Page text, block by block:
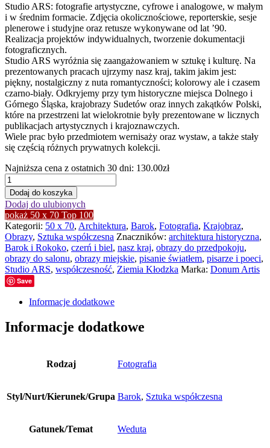
Studio ARS: fotografie artystyczne, cyfrowe i analogowe, w małym
i w średnim formacie. Zdjęcia okolicznościowe, reporterskie, sesje
plenerowe i studyjne oraz retusze wykonywane od lat ’90.
Realizacja projektów indywidualnych, tworzenie dokumentacji
fotograficznych.
Studio ARS wyróżnia się zaangażowaniem w sztukę i kulturę. Na
prezentowanych pracach ujrzymy nasz kraj, takim jakim jest:
piękny, nostalgiczny z nuta romantyczności; kolorowy ale i czasem
czarno-biały. Odkryjemy przy tym historyczne miejsca Dolnego i
Górnego Śląska, krajobrazy Sudetów oraz innych zakątków Polski,
które na przestrzeni lat wielokrotnie były prezentowane w licznych
publikacjach artystycznych i krajoznawczych.
Wiele prac było przedmiotem wernisaży oraz wystaw, a także stały
się częścią różnych prywatnych kolekcji.
Najniższa cena z ostatnich 30 dni: 130.00zł
ilość
Lądek-
Zdrój
III
Dodaj do koszyka
Dodaj do ulubionych
pokaż 50 x 70 Top 100
Kategorii: 50 x 70, Architektura, Barok, Fotografia, Krajobraz,
Obrazy, Sztuka współczesna Znaczników: architektura historyczna,
Barok i Rokoko, czerń i biel, nasz kraj, obrazy do przedpokoju,
obrazy do salonu, obrazy miejskie, pisanie światłem, pisarze i poeci,
Studio ARS, współczesność, Ziemia Kłodzka Marka: Donum Artis
Save
Informacje dodatkowe
Informacje dodatkowe
Rodzaj Fotografia
Styl/Nurt/Kierunek/Grupa Barok, Sztuka współczesna
Gatunek/Temat Weduta